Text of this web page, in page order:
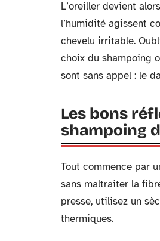
L’oreiller devient
l’humidité agissent
chevelu irritable.
choix du shampoing
sont sans appel : le
Les bons
shampoing
Tout commence par
sans maltraiter la
presse, utilisez un
thermiques.